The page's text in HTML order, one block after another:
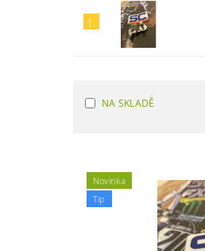
1.
NA SKLADĚ
Novinka
Tip